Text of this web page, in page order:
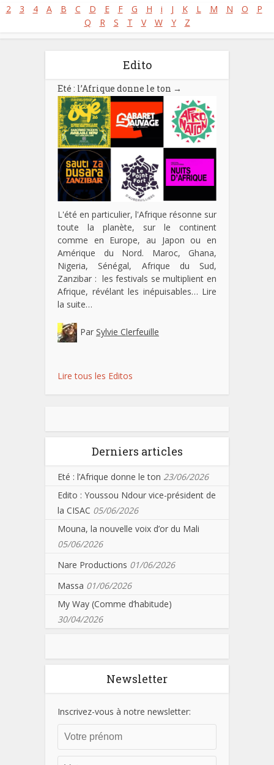
2 3 4 A B C D E F G H i J K L M N O
P
Q
R S T V W Y Z
Edito
Eté : l’Afrique donne le ton →
L'été en particulier, l'Afrique résonne sur
toute la planète, sur le continent
comme en Europe, au Japon ou en
Amérique du Nord. Maroc, Ghana,
Nigeria, Sénégal, Afrique du Sud,
Zanzibar : les festivals se multiplient en
Afrique, révélant les inépuisables… Lire
la suite…
Par Sylvie Clerfeuille
Lire tous les Editos
Derniers articles
Eté : l’Afrique donne le ton 23/06/2026
Edito : Youssou Ndour vice-président de
la CISAC 05/06/2026
Mouna, la nouvelle voix d’or du Mali
05/06/2026
Nare Productions 01/06/2026
Massa 01/06/2026
My Way (Comme d’habitude)
30/04/2026
Newsletter
Inscrivez-vous à notre newsletter: